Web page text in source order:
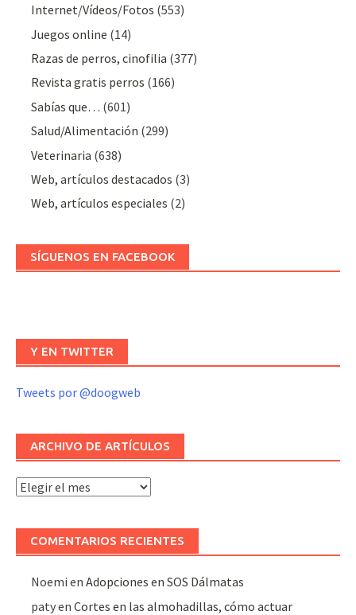
Internet/Vídeos/Fotos (553)
Juegos online (14)
Razas de perros, cinofilia (377)
Revista gratis perros (166)
Sabías que… (601)
Salud/Alimentación (299)
Veterinaria (638)
Web, artículos destacados (3)
Web, artículos especiales (2)
SÍGUENOS EN FACEBOOK
Y EN TWITTER
Tweets por @doogweb
ARCHIVO DE ARTÍCULOS
Archivo
artículos
COMENTARIOS RECIENTES
Noemi enAdopciones en SOS Dálmatas
patyenCortes en las almohadillas, cómo actuar